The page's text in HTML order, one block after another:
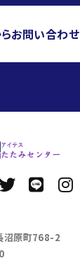
お問い合わせ
沼原町768-2